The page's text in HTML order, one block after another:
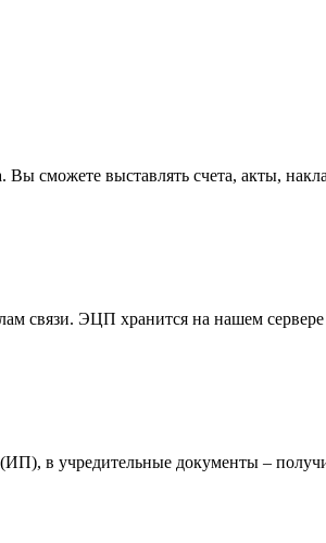
Вы сможете выставлять счета, акты,
связи. ЭЦП хранится на нашем сервере
в учредительные документы –